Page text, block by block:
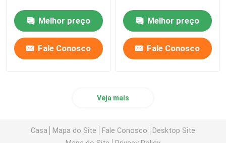
Melhor preço
Fale Conosco
Melhor preço
Fale Conosco
Veja mais
Casa Mapa do Site Fale Conosco
Desktop Site